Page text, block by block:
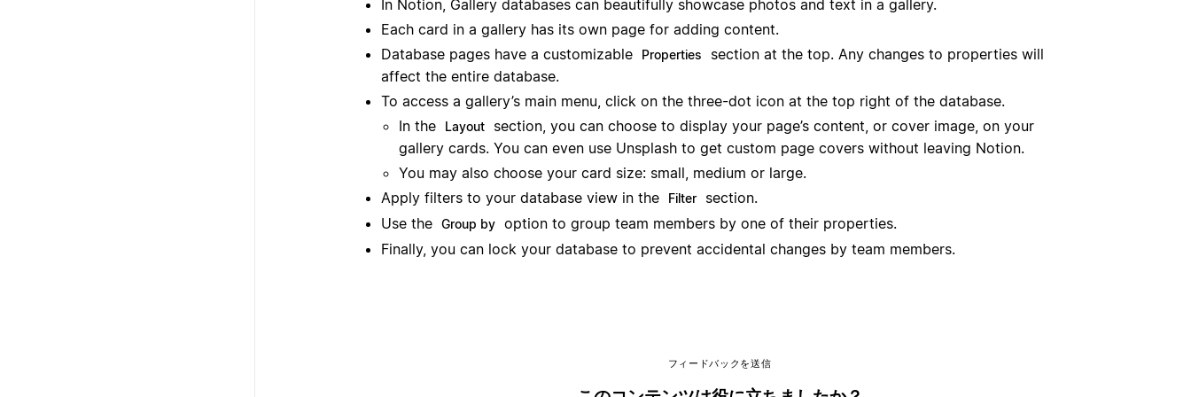
In Notion, Gallery databases can beautifully showcase photos and text in a gallery.
Each card in a gallery has its own page for adding content.
Database pages have a customizable
Properties
section at the top. Any changes to properties will
affect the entire database.
To access a gallery’s main menu, click on the three-dot icon at the top right of the database.
In the
Layout
section, you can choose to display your page’s content, or cover image, on your
gallery cards. You can even use Unsplash to get custom page covers without leaving Notion.
You may also choose your card size: small, medium or large.
Apply filters to your database view in the
Filter
section.
Use the Group by option to group team members by one of their properties.
Finally, you can lock your database to prevent accidental changes by team members.
フィードバックを送信